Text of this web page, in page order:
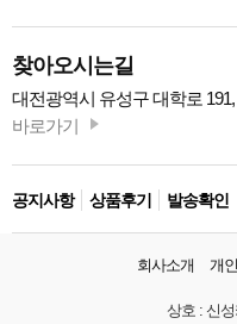
찾아오시는길
대전광역시 유성구 대학로
바로가기
공지사항 상품후기 발송확인
회사소개 개
상호 :신성